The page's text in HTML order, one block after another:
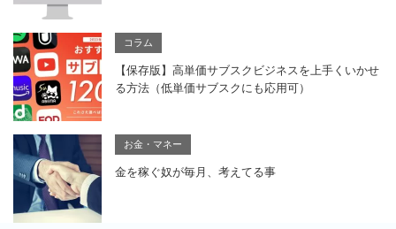
コラム
【保存版】高単価サブスクビジネスを上手くいかせ
る方法（低単価サブスクにも応用可）
お金・マネー
金を稼ぐ奴が毎月、考えてる事